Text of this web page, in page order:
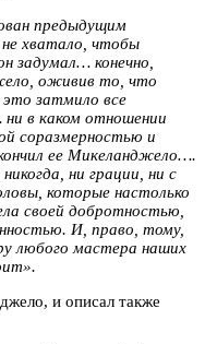
предыдущим
хватало, чтобы
задумал… конечно,
оживив то, что
затмило все
в каком отношении
соразмерностью и
ее Микеланджело….
ни грации, ни с
которые настолько
своей добротностью,
И, право, тому,
любого мастера наших
и описал также